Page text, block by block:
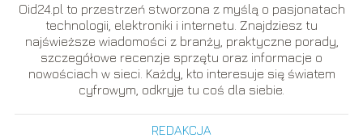
Oid24.pl to przestrzeń stworzona z myślą o pasjonatach
technologii, elektroniki i internetu. Znajdziesz tu
najświeższe wiadomości z branży, praktyczne porady,
szczegółowe recenzje sprzętu oraz informacje o
nowościach w sieci. Każdy, kto interesuje się światem
cyfrowym, odkryje tu coś dla siebie.
REDAKCJA